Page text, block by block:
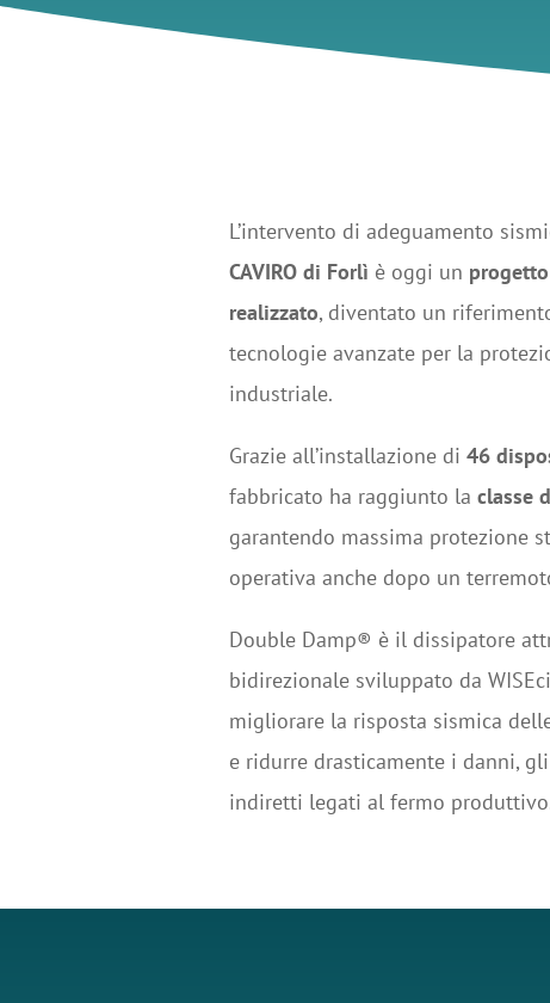
L’intervento di adeguamento
CAVIRO di Forlì è oggi un
realizzato, diventato un
tecnologie avanzate per la
industriale.
Grazie all’installazione di 46
fabbricato ha raggiunto la classe
garantendo massima protezione
operativa anche dopo un
Double Damp® è il dissipatore
bidirezionale sviluppato da
migliorare la risposta sismica
e ridurre drasticamente i danni,
indiretti legati al fermo